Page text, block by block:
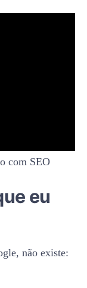
com SEO
eu
não existe: